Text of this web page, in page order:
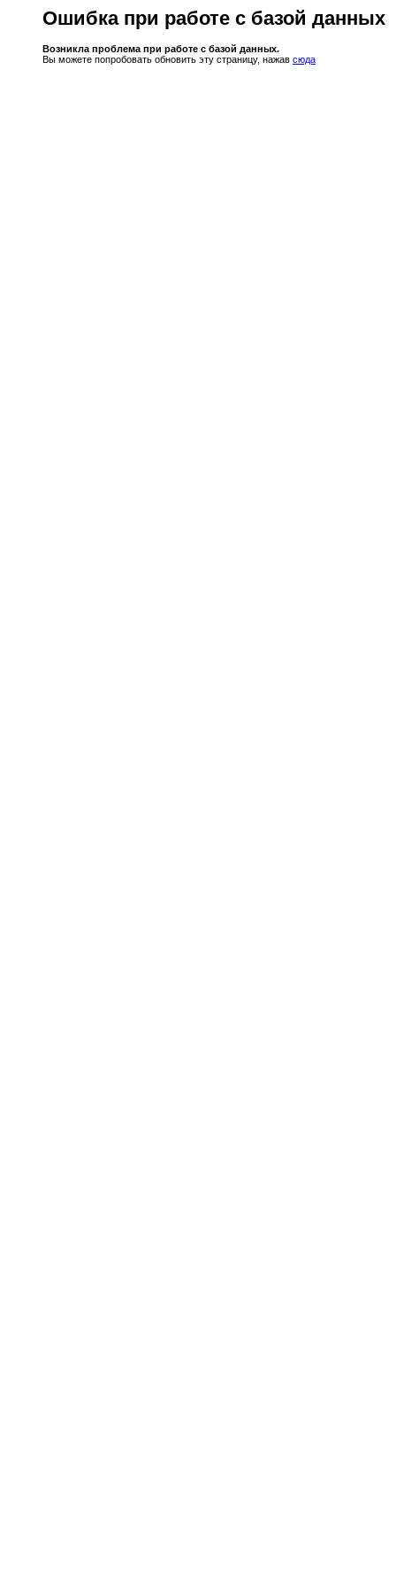
Ошибка при работе с базой данных
Возникла проблема при работе с базой данных.
Вы можете попробовать обновить эту страницу, нажав сюда